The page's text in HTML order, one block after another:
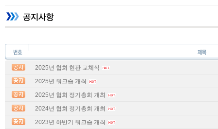
2025년 협회 현판 교체식
2025년 워크숍 개최
2025년 협회 정기총회 개최
2024년 협회 정기총회 개최
2023년 하반기 워크숍 개최